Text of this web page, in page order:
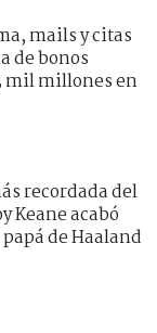
mails y citas
de bonos
mil millones en
recordada del
Keane acabó
de Haaland